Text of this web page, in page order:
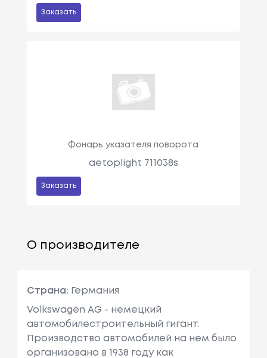
Заказать
Фонарь указателя поворота
aetoplight 711038s
Заказать
О производителе
Страна: Германия
Volkswagen AG - немецкий
автомобилестроительный гигант.
Производство автомобилей на нем было
организовано в 1938 году как